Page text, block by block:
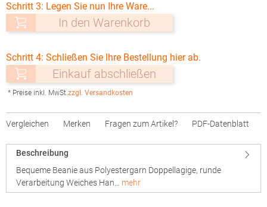
Schritt 3: Legen Sie nun Ihre Ware...
In den Warenkorb
Schritt 4: Schließen Sie Ihre Bestellung hier ab.
Einkauf abschließen
* Preise inkl. MwSt.zzgl. Versandkosten
Vergleichen Merken Fragen zum Artikel? PDF-Datenblatt
Beschreibung
Bequeme Beanie aus Polyestergarn Doppellagige, runde
Verarbeitung Weiches Han… mehr